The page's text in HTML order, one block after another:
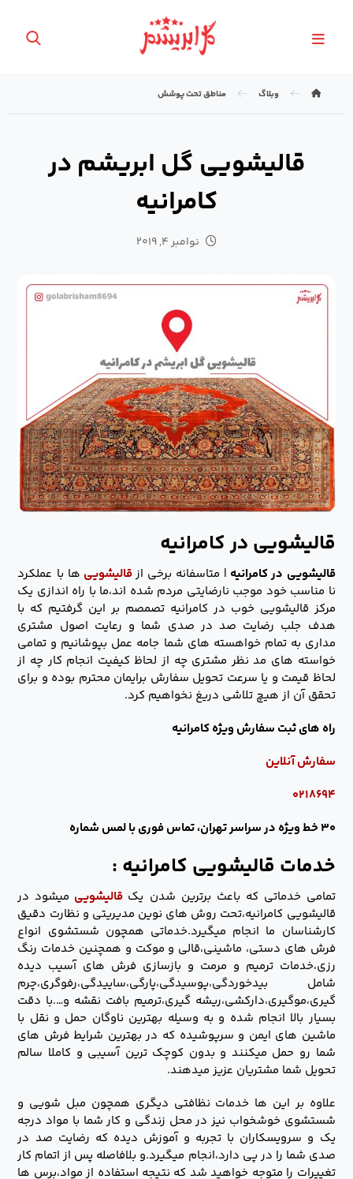
وبلاگ مناطق تحت پوشش
قالیشویی گل ابریشم در
کامرانیه
نوامبر ۴, ۲۰۱۹
قالیشویی در کامرانیه
قالیشویی در کامرانیه | متاسفانه برخی ازقالیشویی ها با عملکرد
نا مناسب خود موجب نارضایتی مردم شده اند،ما با راه اندازی یک
مرکز قالیشویی خوب در کامرانیه تصمصم بر این گرفتیم که با
هدف جلب رضایت صد در صدی شما و رعایت اصول مشتری
مداری به تمام خواهسته های شما جامه عمل بپوشانیم و تمامی
خواسته های مد نظر مشتری چه از لحاظ کیفیت انجام کار چه از
لحاظ قیمت و یا سرعت تحویل سفارش برایمان محترم بوده و برای
تحقق آن از هیچ تلاشی دریغ نخواهیم کرد.
راه های ثبت سفارش ویژه کامرانیه
سفارش آنلاین
۰۲۱۸۶۹۴
۳۰ خط ویژه در سراسر تهران، تماس فوری با لمس شماره
خدمات قالیشویی کامرانیه :
تمامی خدماتی که باعث برترین شدن یک قالیشویی میشود در
قالیشویی کامرانیه،تحت روش های نوین مدیریتی و نظارت دقیق
کارشناسان ما انجام میگیرد.خدماتی همچون شستشوی انواع
فرش های دستی، ماشینی،قالی و موکت و همچنین خدمات رنگ
رزی،خدمات ترمیم و مرمت و بازسازی فرش های آسیب دیده
شامل بیدخوردگی،پوسیدگی،پارگی،ساییدگی،رفوگری،چرم
گیری،موگیری،دارکشی،ریشه گیری،ترمیم بافت نقشه و….با دقت
بسیار بالا انجام شده و به وسیله بهترین ناوگان حمل و نقل با
ماشین های ایمن و سرپوشیده که در بهترین شرایط فرش های
شما رو حمل میکنند و بدون کوچک ترین آسیبی و کاملا سالم
تحویل شما مشتریان عزیز میدهند.
علاوه بر این ها خدمات نظافتی دیگری همچون مبل شویی و
شستشوی خوشخواب نیز در محل زندگی و کار شما با مواد درجه
یک و سرویسکاران با تجربه و آموزش دیده که رضایت صد در
صدی شما را در پی دارد،انجام میگیرد.و بلافاصله پس از اتمام کار
تغییرات را متوجه خواهید شد که نتیجه استفاده از مواد،برس ها